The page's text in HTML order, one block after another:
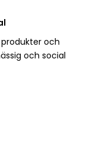
och
och social